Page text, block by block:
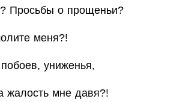
Просьбы о прощеньи?
меня?!
униженья,
жалость мне давя?!